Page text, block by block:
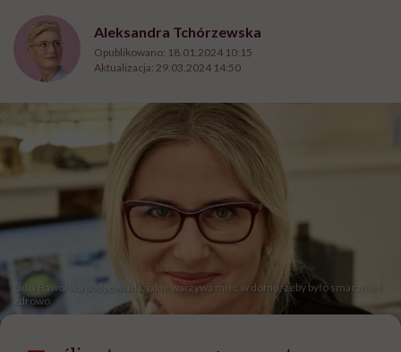
Aleksandra Tchórzewska
Opublikowano: 18.01.2024 10:15
Aktualizacja: 29.03.2024 14:50
Lidia Bawolska podpowiada, jakie warzywa mieć w domu, żeby było smacznie i
zdrowo